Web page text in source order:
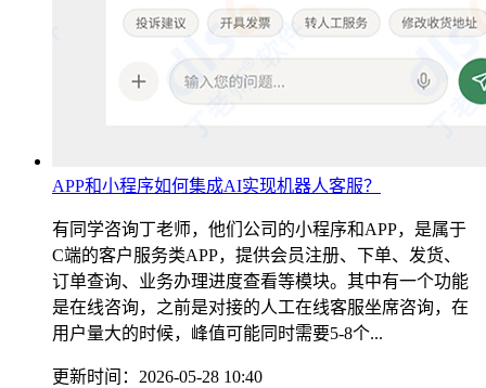
APP和小程序如何集成AI实现机器人客服？
有同学咨询丁老师，他们公司的小程序和APP，是属于
C端的客户服务类APP，提供会员注册、下单、发货、
订单查询、业务办理进度查看等模块。其中有一个功能
是在线咨询，之前是对接的人工在线客服坐席咨询，在
用户量大的时候，峰值可能同时需要5-8个...
更新时间：2026-05-28 10:40